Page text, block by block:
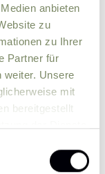
anbieten
zu
zu Ihrer
Partner für
weiter. Unsere
mit
bereitgestellt